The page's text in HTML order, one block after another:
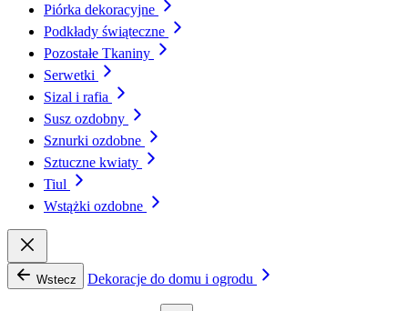
Piórka dekoracyjne
Podkłady świąteczne
Pozostałe Tkaniny
Serwetki
Sizal i rafia
Susz ozdobny
Sznurki ozdobne
Sztuczne kwiaty
Tiul
Wstążki ozdobne
Wstecz Dekoracje do domu i ogrodu